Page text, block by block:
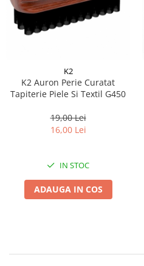
K2
K2 Auron Perie Curatat
Tapiterie Piele Si Textil G450
19,00 Lei
16,00 Lei
IN STOC
ADAUGA IN COS